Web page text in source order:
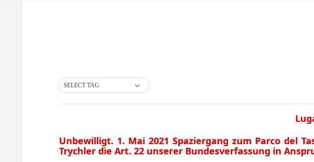
SELECT TAG
Unbewilligt. 1. Mai 2021 Spaziergang zum Parco del
Trychler die Art. 22 unserer Bundesverfassung in